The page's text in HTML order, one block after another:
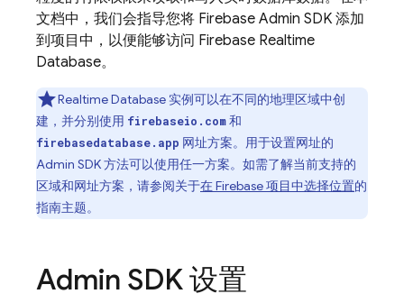
文档中，我们会指导您将 Firebase Admin SDK 添加
到项目中，以便能够访问 Firebase Realtime
Database。
Realtime Database 实例可以在不同的地理区域中创
建，并分别使用 firebaseio.com和
firebasedatabase.app 网址方案。用于设置网址的
Admin SDK方法可以使用任一方案。如需了解当前支持的
区域和网址方案，请参阅关于在 Firebase 项目中选择位置的
指南主题。
Admin SDK 设置